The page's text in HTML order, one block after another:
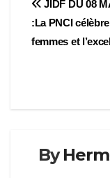
de
JIDF DU 08
:La PNCI
femmes et
By